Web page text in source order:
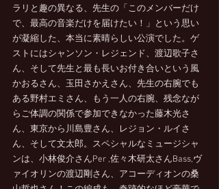
ラリと趣の異なる、先生の「このメンバーだけ
で、最高の音楽だけを届けたい！」という思い
が凝縮した、本当に素晴らしい公演でした。ゲ
ストにはシャンソン・レジェンド、渡辺歌子さ
ん、そして先生と最も長いお付き合いという風
かおるさん、玉田さかえさん、先生の右腕でも
ある野村エミさん、もう一人の右腕、残念なが
らご体調の関係で参加できなかった藤木光さ
ん、東京から川島豊さん、レジョン・ルイさ
ん、そして文太郎。スペシャルなミュージシャ
ンは、小林俊介さんPer ,佐々木研太さんBass,ヴ
ァイオリンの渡辺剛さん、アコーディオンの桑